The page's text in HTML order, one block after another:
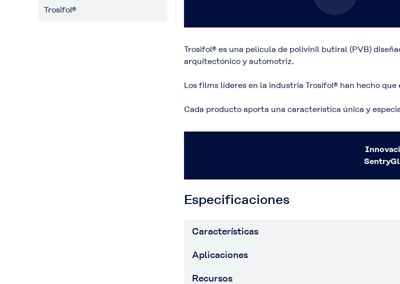
Trosifol®
Trosifol® es una película de polivinil butiral (PVB)
arquitectónico y automotriz.
Los films líderes en la industria Trosifol® han hecho
Cada producto aporta una característica única y
Especificaciones
Características
Aplicaciones
Recursos